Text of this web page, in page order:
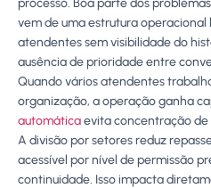
vem de uma estrutura operacional
atendentes sem visibilidade do
ausência de prioridade entre
Quando vários atendentes
organização, a operação ganha
automáticaevita concentração de
A divisão por setores reduz
acessível por nível de permissão
continuidade. Isso impacta